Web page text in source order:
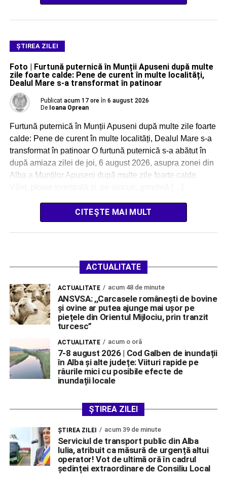
ŞTIREA ZILEI
Foto | Furtună puternică în Munții Apuseni după multe
zile foarte calde: Pene de curent în multe localități,
Dealul Mare s-a transformat în patinoar
Publicat acum 17 ore în 6 august 2026
De Ioana Oprean
Furtună puternică în Munții Apuseni după multe zile foarte
calde: Pene de curent în multe localități, Dealul Mare s-a
transformat în patinoar O furtună puternică s-a abătut în
după amiaza zilei de joi, 6 august 2026, asupra zonei din
Alba a Munților Apuseni după multe zile foarte calde.
CITEȘTE MAI MULT
ACTUALITATE
ACTUALITATE acum 48 de minute
ANSVSA: ,,Carcasele românești de bovine
și ovine ar putea ajunge mai ușor pe
piețele din Orientul Mijlociu, prin tranzit
turcesc”
ACTUALITATE acum o oră
7-8 august 2026 | Cod Galben de inundații
în Alba și alte județe: Viituri rapide pe
râurile mici cu posibile efecte de
inundații locale
ȘTIREA ZILEI
ŞTIREA ZILEI acum 39 de minute
Serviciul de transport public din Alba
Iulia, atribuit ca măsură de urgență altui
operator! Vot de ultimă oră în cadrul
ședinței extraordinare de Consiliu Local